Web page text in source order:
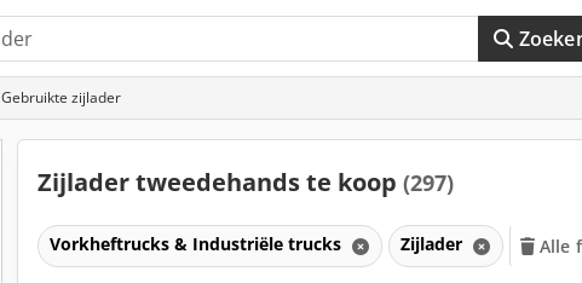
Gebruikte zijlader
Zijlader tweedehands te koop (297)
Vorkheftrucks & Industriële trucks Zijlader Alle